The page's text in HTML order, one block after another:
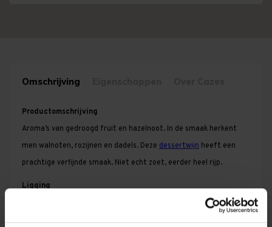
Omschrijving
Productomschrijving
Aroma’s van gedroogd fruit en hazelnoot. In de smaak herkent
men walnoten, rozijnen en dadels. Deze dessertwijn heeft een
prachtige verfijnde smaak. Niet echt zoet, eerder heel rijp.
Ligging
De wijngaarden liggen rondom het plaatsje Rivesaltes in de